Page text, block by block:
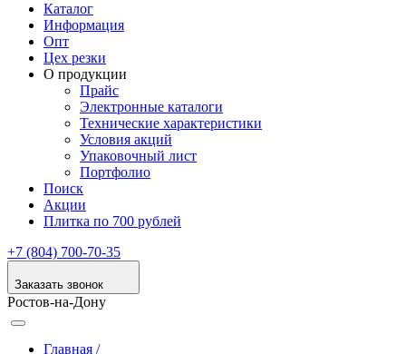
Каталог
Информация
Опт
Цех резки
О продукции
Прайс
Электронные каталоги
Технические характеристики
Условия акций
Упаковочный лист
Портфолио
Поиск
Акции
Плитка по 700 рублей
+7 (804) 700-70-35
Заказать звонок
Ростов-на-Дону
Главная /